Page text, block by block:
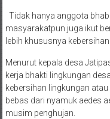
Tidak hanya anggota
masyarakatpun juga ikut
lebih khususnya
Menurut kepala desa
kerja bhakti lingkungan
kebersihan lingkungan
bebas dari nyamuk aedes
musim penghujan.